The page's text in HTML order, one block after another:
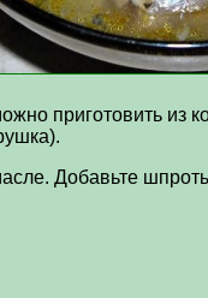
приготовить
Добавьте